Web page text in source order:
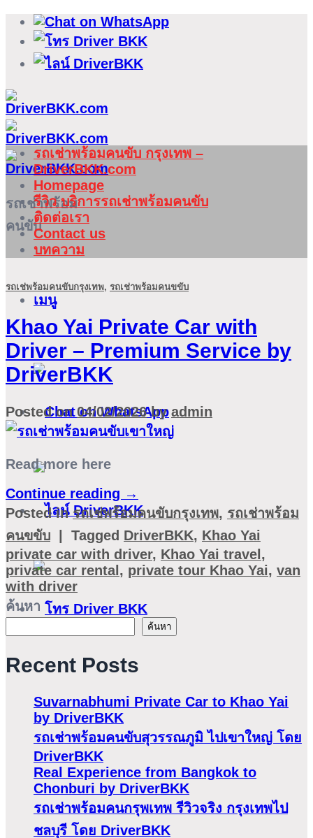
ข้าม
เนื้อหา
รถเช่าพร้อม
คนขับ
เมนู
รถเช่าพร้อมคนขับ กรุงเทพ –
DriverBKK.com
Homepage
รีวิว บริการรถเช่าพร้อมคนขับ
ติดต่อเรา
Contact us
บทความ
รถเช่พร้อมคนขับกรุงเทพ, รถเช่าพร้อมคนขขับ
Khao Yai Private Car with
Driver – Premium Service by
DriverBKK
Posted on04/02/2026 byadmin
Read more here
Continue reading →
Posted inรถเช่พร้อมคนขับกรุงเทพ, รถเช่าพร้อม
คนขขับ
Tagged DriverBKK, Khao Yai
private car with driver, Khao Yai travel ,
private car rental , private tour Khao Yai, van
with driver
ค้นหา
ค้นหา
Recent Posts
Suvarnabhumi Private Car to Khao Yai
by DriverBKK
รถเช่าพร้อมคนขับสุวรรณภูมิ ไปเขาใหญ่ โดย
DriverBKK
Real Experience from Bangkok to
Chonburi by DriverBKK
รถเช่าพร้อมคนกรุพเทพ รีวิวจริง กรุงเทพไป
ชลบุรี โดย DriverBKK